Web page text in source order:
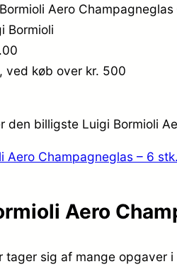
Aero Champagneglas
Bormioli
ved køb over kr. 500
den billigste Luigi Bormioli
Aero Champagneglas – 6 stk.
Aero
tager sig af mange opgaver